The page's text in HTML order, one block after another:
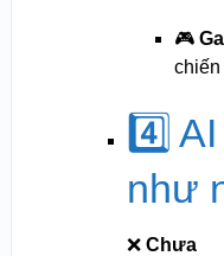
🎮
chiến
4️⃣
như
❌ Chưa